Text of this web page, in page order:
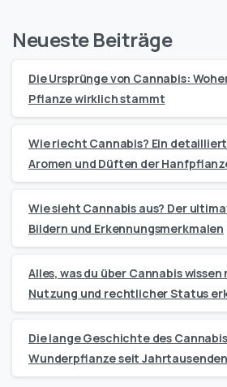
Neueste Beiträge
Die Ursprünge von Cannabis:
Pflanze wirklich stammt
Wie riecht Cannabis? Ein
Aromen und Düften der
Wie sieht Cannabis aus? Der
Bildern und Erkennungsmerkmalen
Alles, was du über Cannabis
Nutzung und rechtlicher Status
Die lange Geschichte des
Wunderpflanze seit